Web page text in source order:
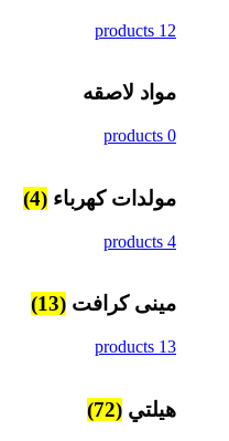
12 products
مواد لاصقه
0 products
مولدات كهرباء (4)
4 products
مينى كرافت (13)
13 products
هيلتي (72)